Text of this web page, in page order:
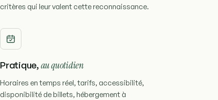
critères qui leur valent cette reconnaissance.
Pratique, au quotidien
Horaires en temps réel, tarifs, accessibilité,
disponibilité de billets, hébergement à